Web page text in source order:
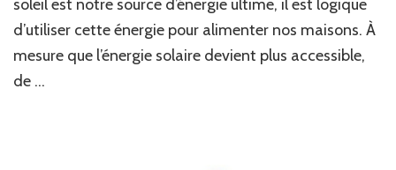
soleil est notre source d’énergie ultime, il est logique
d’utiliser cette énergie pour alimenter nos maisons. À
mesure que l’énergie solaire devient plus accessible,
de …